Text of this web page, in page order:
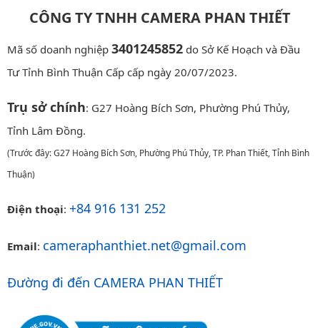
CÔNG TY TNHH CAMERA PHAN THIẾT
Mã số doanh nghiệp 3401245852 do Sở Kế Hoạch và Đầu
Tư Tỉnh Bình Thuận Cấp cấp ngày 20/07/2023.
Trụ sở chính: G27 Hoàng Bích Sơn, Phường Phú Thủy,
Tỉnh Lâm Đồng.
(Trước đây: G27 Hoàng Bích Sơn, Phường Phú Thủy, TP. Phan Thiết, Tỉnh Bình
Thuận)
Điện thoại: +84 916 131 252
Email: cameraphanthiet.net@gmail.com
Đường đi đến CAMERA PHAN THIẾT